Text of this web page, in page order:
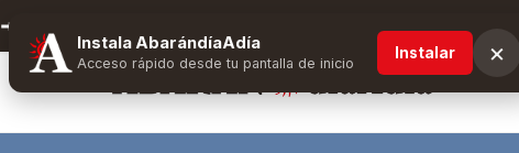
Instala AbarándíaAdía
Acceso rápido desde tu pantalla de inicio
Instalar ×